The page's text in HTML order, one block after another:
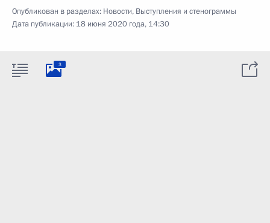
Опубликован в разделах: Новости, Выступления и стенограммы
Дата публикации: 18 июня 2020 года, 14:30
3